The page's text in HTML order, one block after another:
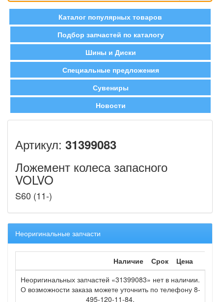
Каталог популярных товаров
Подбор запчастей по каталогу
Шины и Диски
Специальные предложения
Сувениры
Новости
Артикул: 31399083
Ложемент колеса запасного
VOLVO
S60 (11-)
Неоригинальные запчасти
Наличие Срок
Цена
Неоригинальных запчастей «31399083» нет в наличии.
О возможности заказа можете уточнить по телефону 8-
495-120-11-84.